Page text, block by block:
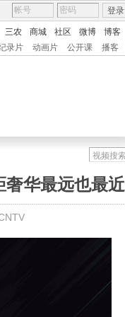
登录
三农 商城 社区 微博 博客
录片 动画片 公开课 播客
奢华最远也最近